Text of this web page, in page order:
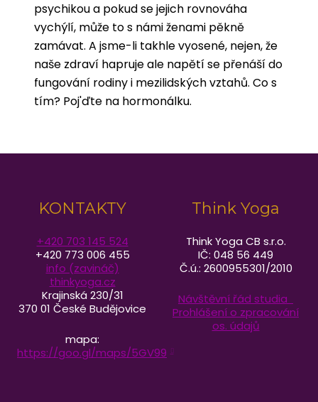
psychikou a pokud se jejich rovnováha
vychýlí, může to s námi ženami pěkně
zamávat. A jsme-li takhle vyosené, nejen, že
naše zdraví hapruje ale napětí se přenáší do
fungování rodiny i mezilidských vztahů. Co s
tím? Poj'ďte na hormonálku.
KONTAKTY
+420 703 145 524
+420 773 006 455
info (zavináč)
thinkyoga.cz
Krajinská 230/31
370 01 České Budějovice
mapa:
https://goo.gl/maps/5GV99
Think Yoga
Think Yoga CB s.r.o.
IČ: 048 56 449
Č.ú.: 2600955301/2010
Návštěvní řád studia
Prohlášení o zpracování
os. údajů